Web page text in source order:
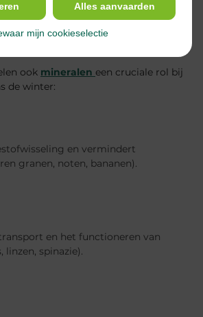
voor immuniteit
ook mineralen een cruciale rol bij
de winter:
en vermindert
granen, noten, bananen).
en het functioneren van
linzen, spinazie).
Alles aanvaarden
mijn cookieselectie